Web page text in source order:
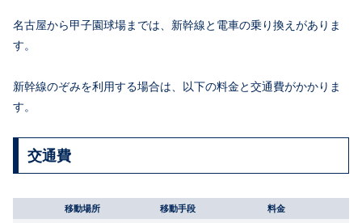
名古屋から甲子園球場までは、新幹線と電車の乗り換えがありま
す。
新幹線のぞみを利用する場合は、以下の料金と交通費がかかりま
す。
交通費
移動場所 移動手段 料金